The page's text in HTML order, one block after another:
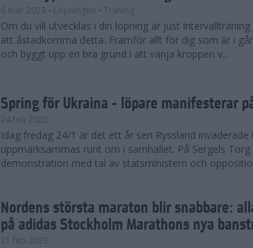
6 mar 2023 • Löpningen • Träning
Om du vill utvecklas i din löpning är just
att åstadkomma detta. Framför allt för dig som är i
och byggt upp en bra grund i att vänja kroppen v...
Spring för Ukraina - löpare manifesterar
24 feb 2023
Idag fredag 24/1 är det ett år sen Ryssland
uppmärksammas runt om i samhället. På Sergels
demonstration med tal av statsministern och
Nordens största maraton blir snabbare:
på adidas Stockholm Marathons nya
21 feb 2023